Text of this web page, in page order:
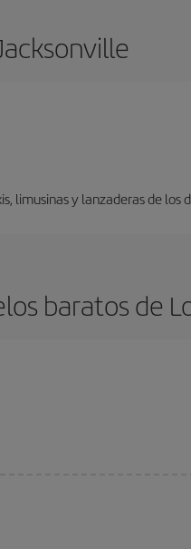
limusinas y lanzaderas de los
baratos de